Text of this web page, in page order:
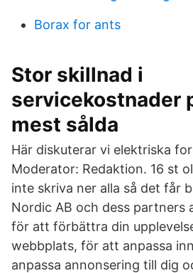
Borax for ants
Stor skillnad i
servicekostnader
mest sålda
Här diskuterar vi elektriska
Moderator: Redaktion. 16 st
inte skriva ner alla så det får
Nordic AB och dess partners
för att förbättra din
webbplats, för att anpassa
anpassa annonsering till dig